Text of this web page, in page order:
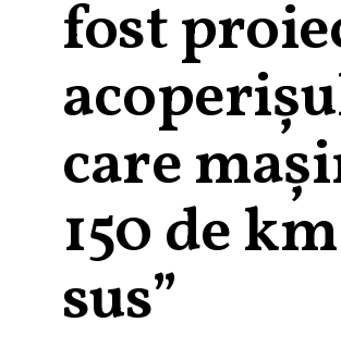
fost
care
150 de
sus”